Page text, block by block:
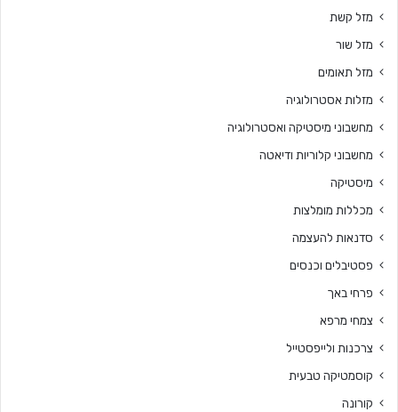
מזל קשת
מזל שור
מזל תאומים
מזלות אסטרולוגיה
מחשבוני מיסטיקה ואסטרולוגיה
מחשבוני קלוריות ודיאטה
מיסטיקה
מכללות מומלצות
סדנאות להעצמה
פסטיבלים וכנסים
פרחי באך
צמחי מרפא
צרכנות ולייפסטייל
קוסמטיקה טבעית
קורונה